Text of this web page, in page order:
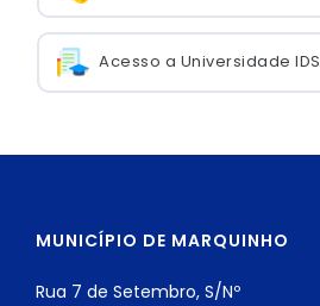
Acesso a Universidade IDS
MUNICÍPIO DE MARQUINHO
Rua 7 de Setembro, S/Nº